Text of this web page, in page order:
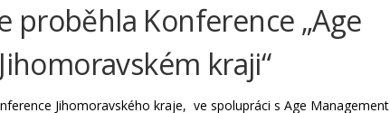
proběhla Konference „Age
kraji“
Jihomoravského kraje, ve spolupráci s Age